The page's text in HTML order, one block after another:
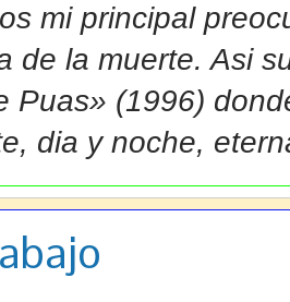
mi principal
de la muerte. Asi
Puas» (1996)
dia y noche,